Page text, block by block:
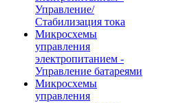
Управление/
Стабилизация тока
Микросхемы
управления
электропитанием -
Управление батареями
Микросхемы
управления